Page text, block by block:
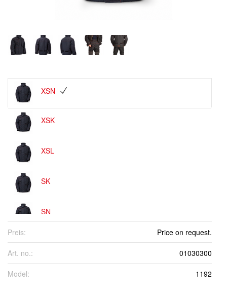
XSN
XSK
XSL
SK
SN
SL
Preis: Price on request.
Art. no.: 01030300
Model: 1192